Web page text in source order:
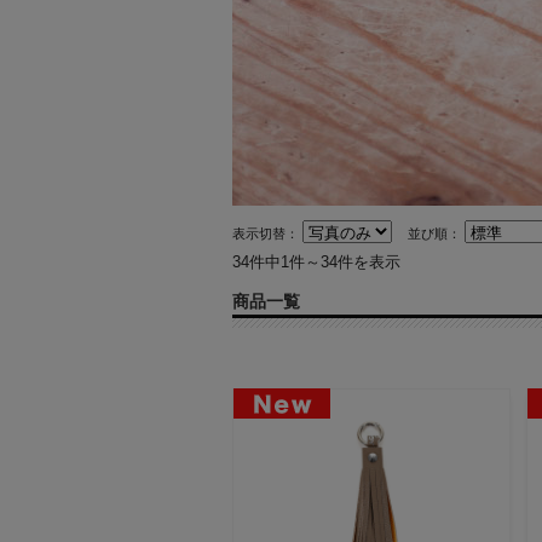
表示切替： 並び順：
34件中1件～34件を表示
商品一覧